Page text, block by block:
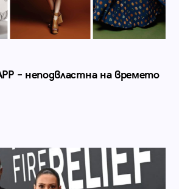
– неподвластна на времето